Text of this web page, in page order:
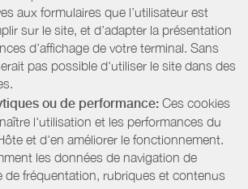
aux formulaires que l’utilisateur est
sur le site, et d’adapter la présentation
d’affichage de votre terminal. Sans
pas possible d'utiliser le site dans des
ou de performance: Ces cookies
l'utilisation et les performances du
et d'en améliorer le fonctionnement.
les données de navigation de
de fréquentation, rubriques et contenus